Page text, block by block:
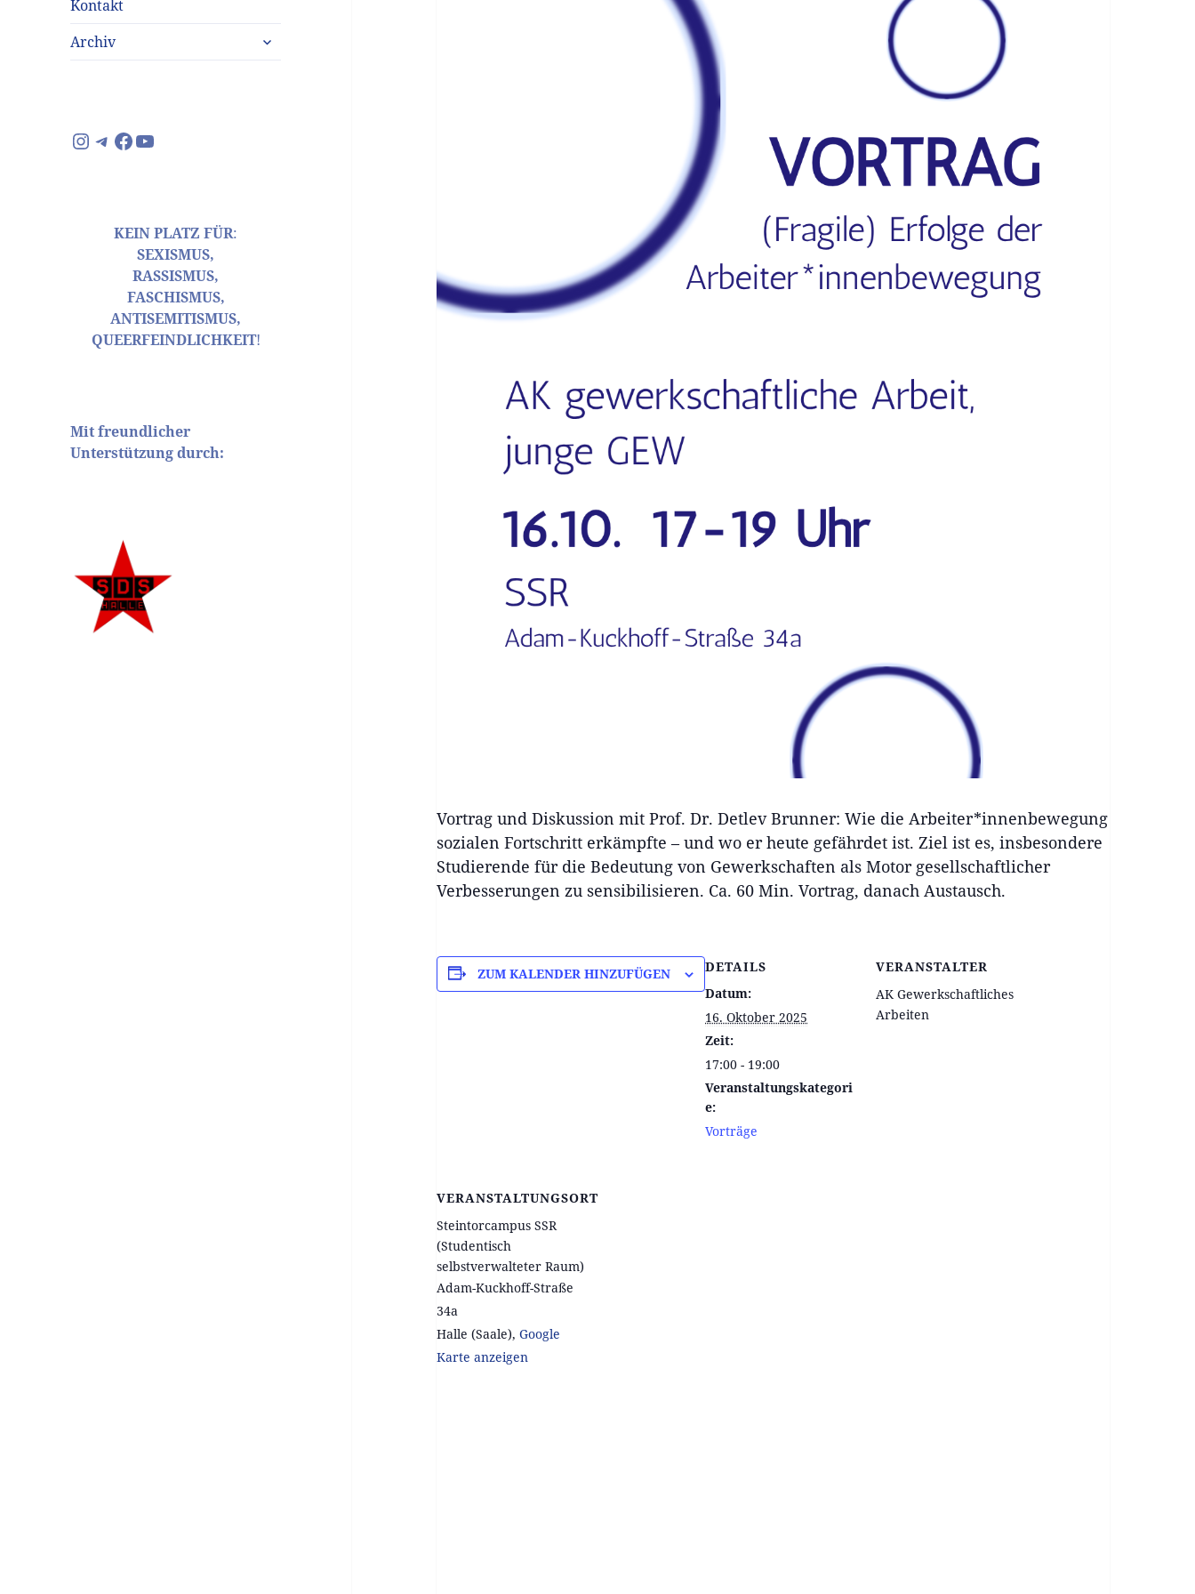
Kontakt
Archiv
untermenü
anzeigen
Instagram
Telegram
Facebook
YouTube
KEIN PLATZ FÜR:
SEXISMUS,
RASSISMUS,
FASCHISMUS,
ANTISEMITISMUS,
QUEERFEINDLICHKEIT!
Mit freundlicher
Unterstützung durch:
Vortrag und Diskussion mit Prof. Dr. Detlev Brunner: Wie die Arbeiter*innenbewegung
sozialen Fortschritt erkämpfte – und wo er heute gefährdet ist. Ziel ist es, insbesondere
Studierende für die Bedeutung von Gewerkschaften als Motor gesellschaftlicher
Verbesserungen zu sensibilisieren. Ca. 60 Min. Vortrag, danach Austausch.
ZUM KALENDER HINZUFÜGEN
DETAILS
Datum:
16. Oktober 2025
Zeit:
17:00 - 19:00
Veranstaltungskategori
e:
Vorträge
VERANSTALTER
AK Gewerkschaftliches
Arbeiten
VERANSTALTUNGSORT
Steintorcampus SSR
(Studentisch
selbstverwalteter Raum)
Adam-Kuckhoff-Straße
34a
Halle (Saale), Google
Karte anzeigen